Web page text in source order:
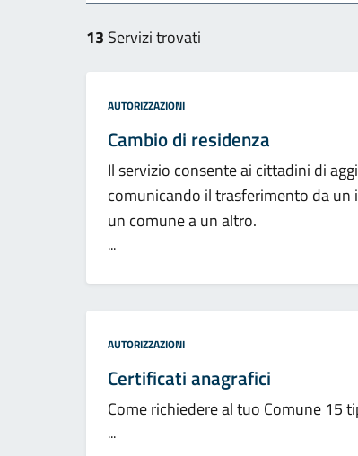
13 Servizi trovati
Categoria:
AUTORIZZAZIONI
Cambio di residenza
Il servizio consente ai cittadini di
comunicando il trasferimento da
un comune a un altro.
...
Categoria:
AUTORIZZAZIONI
Certificati anagrafici
Come richiedere al tuo Comune 15
...